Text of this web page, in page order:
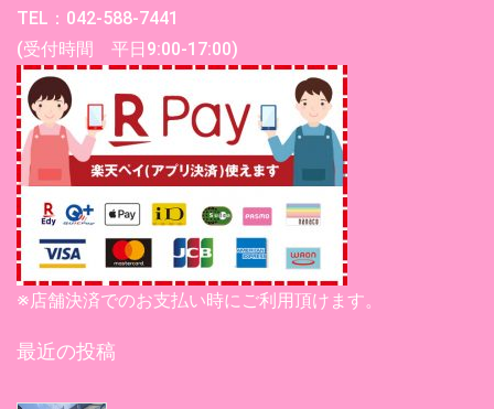
TEL：042-588-7441
(受付時間 平日9:00-17:00)
※店舗決済でのお支払い時にご利用頂けます。
最近の投稿